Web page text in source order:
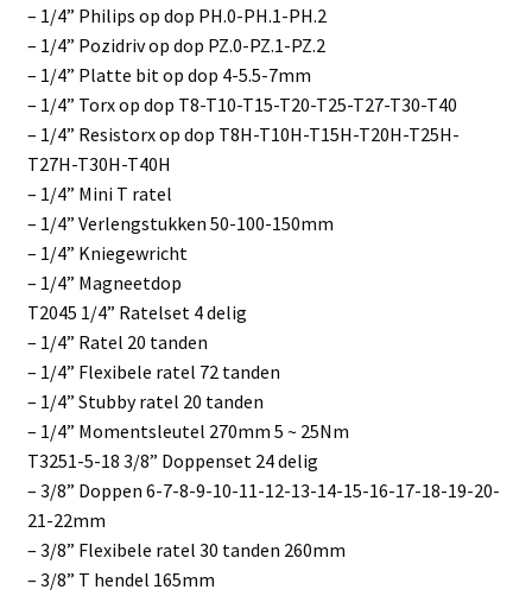
– 1/4” Philips op dop PH.0-PH.1-PH.2
– 1/4” Pozidriv op dop PZ.0-PZ.1-PZ.2
– 1/4” Platte bit op dop 4-5.5-7mm
– 1/4” Torx op dop T8-T10-T15-T20-T25-T27-T30-T40
– 1/4” Resistorx op dop T8H-T10H-T15H-T20H-T25H-
T27H-T30H-T40H
– 1/4” Mini T ratel
– 1/4” Verlengstukken 50-100-150mm
– 1/4” Kniegewricht
– 1/4” Magneetdop
T2045 1/4” Ratelset 4 delig
– 1/4” Ratel 20 tanden
– 1/4” Flexibele ratel 72 tanden
– 1/4” Stubby ratel 20 tanden
– 1/4” Momentsleutel 270mm 5 ~ 25Nm
T3251-5-18 3/8” Doppenset 24 delig
– 3/8” Doppen 6-7-8-9-10-11-12-13-14-15-16-17-18-19-20-
21-22mm
– 3/8” Flexibele ratel 30 tanden 260mm
– 3/8” T hendel 165mm